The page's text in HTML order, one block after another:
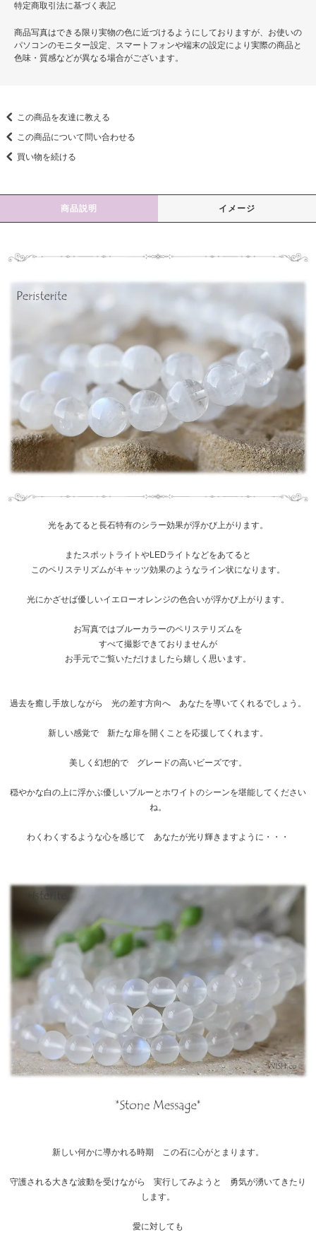
特定商取引法に基づく表記
商品写真はできる限り実物の色に近づけるようにしておりますが、お使いの
パソコンのモニター設定、スマートフォンや端末の設定により実際の商品と
色味・質感などが異なる場合がございます。
この商品を友達に教える
この商品について問い合わせる
買い物を続ける
商品説明 イメージ
光をあてると長石特有のシラー効果が浮かび上がります。
またスポットライトやLEDライトなどをあてると
このペリステリズムがキャッツ効果のようなライン状になります。
光にかざせば優しいイエローオレンジの色合いが浮かび上がります。
お写真ではブルーカラーのペリステリズムを
すべて撮影できておりませんが
お手元でご覧いただけましたら嬉しく思います。
過去を癒し手放しながら 光の差す方向へ あなたを導いてくれるでしょう。
新しい感覚で 新たな扉を開くことを応援してくれます。
美しく幻想的で グレードの高いビーズです。
穏やかな白の上に浮かぶ優しいブルーとホワイトのシーンを堪能してください
ね。
わくわくするような心を感じて あなたが光り輝きますように・・・
新しい何かに導かれる時期 この石に心がとまります。
守護される大きな波動を受けながら 実行してみようと 勇気が湧いてきたり
します。
愛に対しても